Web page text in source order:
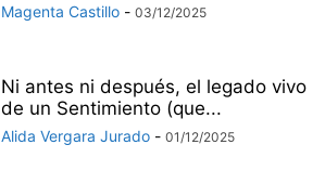
Magenta Castillo - 03/12/2025
Ni antes ni después, el legado vivo
de un Sentimiento (que...
Alida Vergara Jurado - 01/12/2025